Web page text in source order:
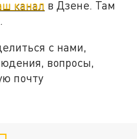
канал в Дзене. Там
с нами,
вопросы,
почту